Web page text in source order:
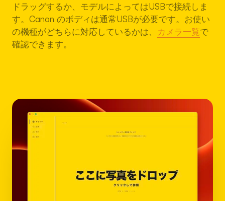
ドラッグするか、モデルによってはUSBで接続しま
す。Canon のボディは通常USBが必要です。お使い
の機種がどちらに対応しているかは、 カメラ一覧で
確認できます。